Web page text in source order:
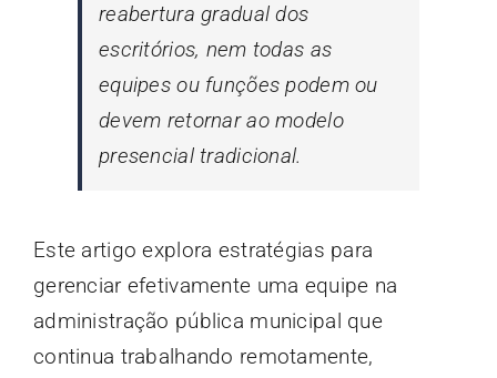
reabertura gradual dos
escritórios, nem todas as
equipes ou funções podem ou
devem retornar ao modelo
presencial tradicional.
Este artigo explora estratégias para
gerenciar efetivamente uma equipe na
administração pública municipal que
continua trabalhando remotamente,